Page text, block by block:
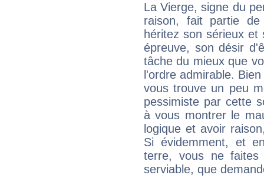
La Vierge, signe du
raison, fait partie
héritez son sérieux
épreuve, son désir
tâche du mieux que
l'ordre admirable.
vous trouve un peu
pessimiste par cette
à vous montrer le
logique et avoir
Si évidemment, et
terre, vous ne
serviable, que